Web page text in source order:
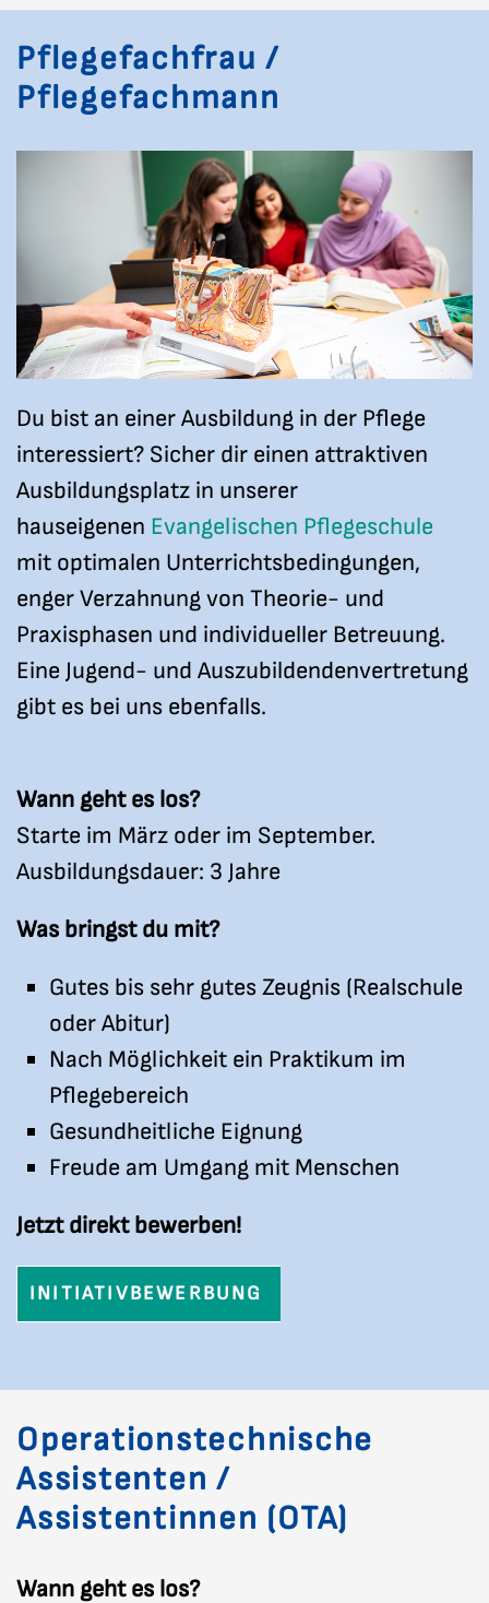
Pflegefachfrau /
Pflegefachmann
Du bist an einer Ausbildung in der Pflege
interessiert? Sicher dir einen attraktiven
Ausbildungsplatz in unserer
hauseigenen Evangelischen Pflegeschule
mit optimalen Unterrichtsbedingungen,
enger Verzahnung von Theorie- und
Praxisphasen und individueller Betreuung.
Eine Jugend- und Auszubildendenvertretung
gibt es bei uns ebenfalls.
Wann geht es los?
Starte im März oder im September.
Ausbildungsdauer: 3 Jahre
Was bringst du mit?
Gutes bis sehr gutes Zeugnis (Realschule
oder Abitur)
Nach Möglichkeit ein Praktikum im
Pflegebereich
Gesundheitliche Eignung
Freude am Umgang mit Menschen
Jetzt direkt bewerben!
INITIATIVBEWERBUNG
Operationstechnische
Assistenten /
Assistentinnen (OTA)
Wann geht es los?